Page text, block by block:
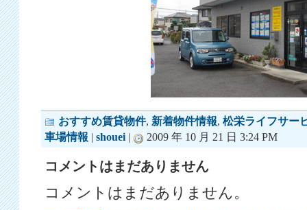
おすすめ賃貸物件, 新着物件情報, 松栄ライフサー
車場情報 | shouei | 2009 年 10 月 21 日 3:24 PM
コメントはまだありません
コメントはまだありません。